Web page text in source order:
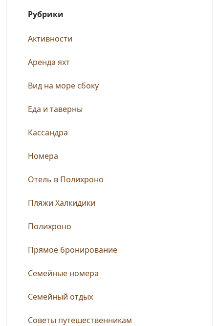
Рубрики
Активности
Аренда яхт
Вид на море сбоку
Еда и таверны
Кассандра
Номера
Отель в Полихроно
Пляжи Халкидики
Полихроно
Прямое бронирование
Семейные номера
Семейный отдых
Советы путешественникам